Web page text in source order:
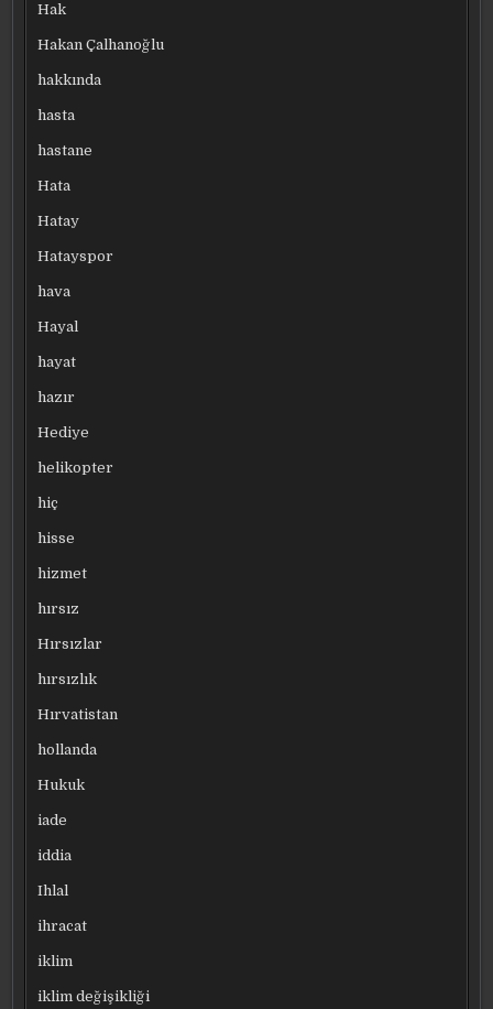
Hak
Hakan Çalhanoğlu
hakkında
hasta
hastane
Hata
Hatay
Hatayspor
hava
Hayal
hayat
hazır
Hediye
helikopter
hiç
hisse
hizmet
hırsız
Hırsızlar
hırsızlık
Hırvatistan
hollanda
Hukuk
iade
iddia
Ihlal
ihracat
iklim
iklim değişikliği